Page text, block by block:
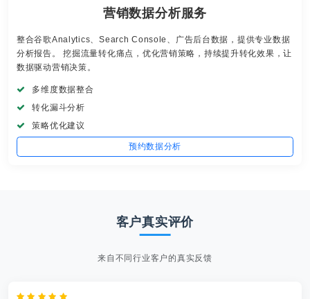
营销数据分析服务
整合谷歌Analytics、Search Console、广告后台数据，提供专业数据
分析报告。 挖掘流量转化痛点，优化营销策略，持续提升转化效果，让
数据驱动营销决策。
多维度数据整合
转化漏斗分析
策略优化建议
预约数据分析
客户真实评价
来自不同行业客户的真实反馈